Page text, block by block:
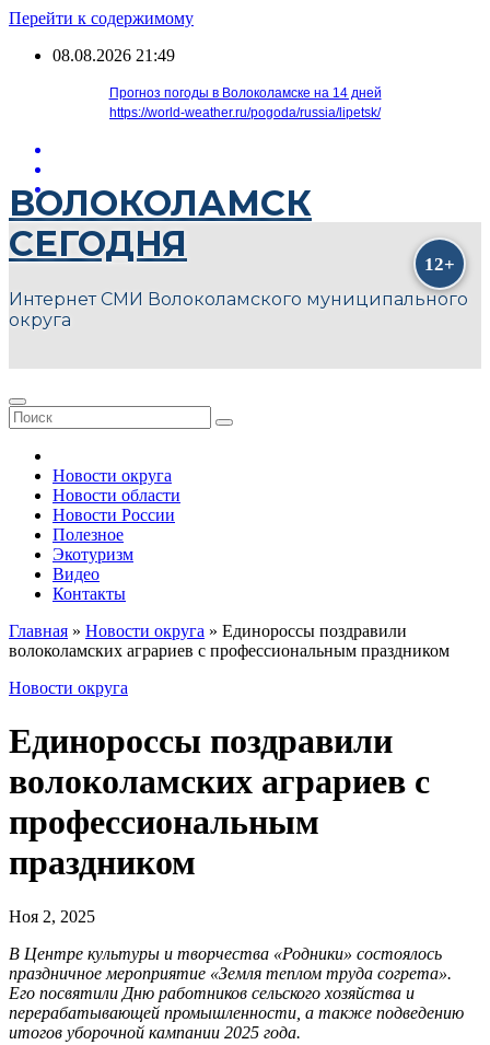
Перейти к содержимому
08.08.2026 21:49
Прогноз погоды в Волоколамске на 14 дней
https://world-weather.ru/pogoda/russia/lipetsk/
ВОЛОКОЛАМСК
СЕГОДНЯ
Интернет СМИ Волоколамского муниципального
округа
Новости округа
Новости области
Новости России
Полезное
Экотуризм
Видео
Контакты
Главная » Новости округа » Единороссы поздравили
волоколамских аграриев с профессиональным праздником
Новости округа
Единороссы поздравили
волоколамских аграриев с
профессиональным
праздником
Ноя 2, 2025
В Центре культуры и творчества «Родники» состоялось
праздничное мероприятие «Земля теплом труда согрета».
Его посвятили Дню работников сельского хозяйства и
перерабатывающей промышленности, а также подведению
итогов уборочной кампании 2025 года.